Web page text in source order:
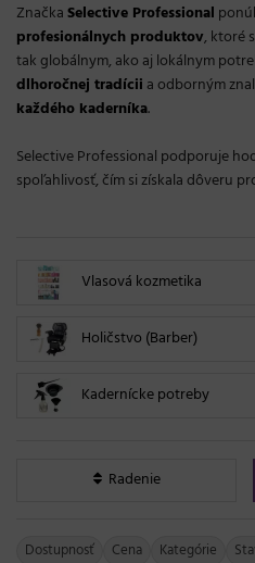
ZnačkaSelective Professional
profesionálnych produktov, ktoré
tak globálnym, ako aj lokálnym
dlhoročnej tradícii a odborným
každého kaderníka.
Selective Professional podporuje
spoľahlivosť, čím si získala dôveru
Vlasová kozmetika
Holičstvo (Barber)
Kadernícke potreby
Radenie
Dostupnosť Cena Kategórie